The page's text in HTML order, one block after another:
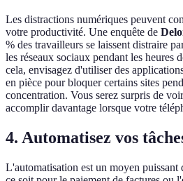
Les distractions numériques peuvent
votre productivité. Une enquête de
% des travailleurs se laissent distraire
les réseaux sociaux pendant les heures
cela, envisagez d'utiliser des
en pièce pour bloquer certains sites
concentration. Vous serez surpris de
accomplir davantage lorsque votre
4. Automatisez vos
L'automatisation est un moyen